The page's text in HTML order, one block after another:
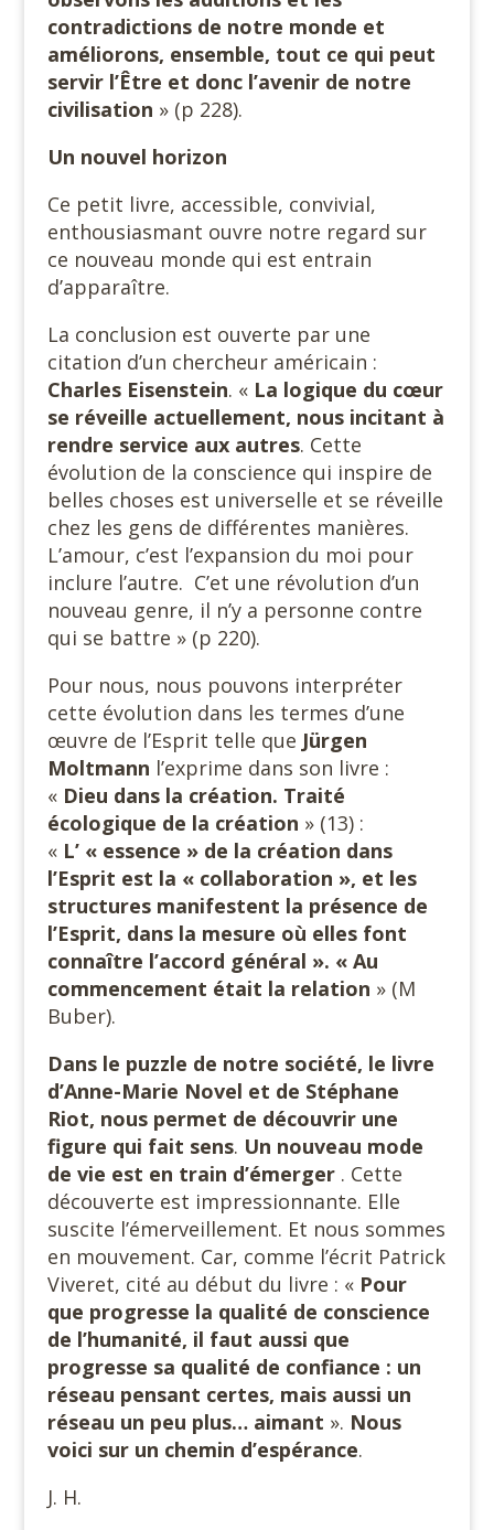
contradictions de notre monde et
améliorons, ensemble, tout ce qui peut
servir l’Être et donc l’avenir de notre
civilisation » (p 228).
Un nouvel horizon
Ce petit livre, accessible, convivial,
enthousiasmant ouvre notre regard sur
ce nouveau monde qui est entrain
d’apparaître.
La conclusion est ouverte par une
citation d’un chercheur américain :
Charles Eisenstein. « La logique du cœur
se réveille actuellement, nous incitant à
rendre service aux autres. Cette
évolution de la conscience qui inspire de
belles choses est universelle et se réveille
chez les gens de différentes manières.
L’amour, c’est l’expansion du moi pour
inclure l’autre. C’et une révolution d’un
nouveau genre, il n’y a personne contre
qui se battre » (p 220).
Pour nous, nous pouvons interpréter
cette évolution dans les termes d’une
œuvre de l’Esprit telle que Jürgen
Moltmann l’exprime dans son livre :
« Dieu dans la création. Traité
écologique de la création » (13) :
« L’ « essence » de la création dans
l’Esprit est la « collaboration », et les
structures manifestent la présence de
l’Esprit, dans la mesure où elles font
connaître l’accord général ». « Au
commencement était la relation » (M
Buber).
Dans le puzzle de notre société, le livre
d’Anne-Marie Novel et de Stéphane
Riot, nous permet de découvrir une
figure qui fait sens. Un nouveau mode
de vie est en train d’émerger . Cette
découverte est impressionnante. Elle
suscite l’émerveillement. Et nous sommes
en mouvement. Car, comme l’écrit Patrick
Viveret, cité au début du livre : « Pour
que progresse la qualité de conscience
de l’humanité, il faut aussi que
progresse sa qualité de confiance : un
réseau pensant certes, mais aussi un
réseau un peu plus… aimant ». Nous
voici sur un chemin d’espérance.
J. H.